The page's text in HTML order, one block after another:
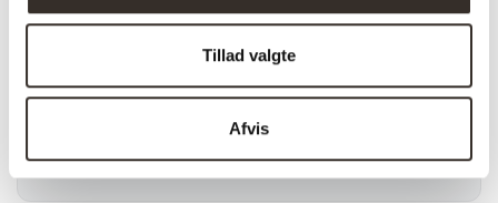
Tillad valgte
Afvis
Antal kolli: 1 kolli
2375
Download
HER